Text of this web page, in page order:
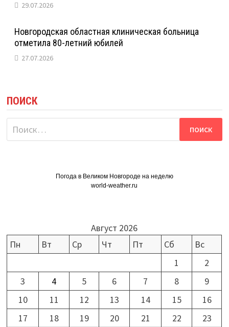
29.07.2026
Новгородская областная клиническая больница
отметила 80-летний юбилей
27.07.2026
ПОИСК
Найти:
Погода в Великом Новгороде на неделю
world-weather.ru
Август 2026
Пн
Вт Ср Чт Пт Сб
Вс
1
2
3
4 5 6 7 8
9
10
11 12 13 14 15
16
17
18 19 20 21 22
23